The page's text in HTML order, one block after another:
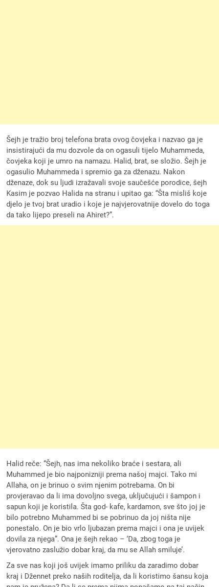
Šejh je tražio broj telefona brata ovog čovjeka i nazvao ga je
insistirajući da mu dozvole da on ogasuli tijelo Muhammeda,
čovjeka koji je umro na namazu. Halid, brat, se složio. Šejh je
ogasulio Muhammeda i spremio ga za dženazu. Nakon
dženaze, dok su ljudi izražavali svoje saučešće porodice, šejh
Kasim je pozvao Halida na stranu i upitao ga: “Šta misliš koje
djelo je tvoj brat uradio i koje je najvjerovatnije dovelo do toga
da tako lijepo preseli na Ahiret?”.
Halid reče: “Šejh, nas ima nekoliko braće i sestara, ali
Muhammed je bio najponizniji prema našoj majci. Tako mi
Allaha, on je brinuo o svim njenim potrebama. On bi
provjeravao da li ima dovoljno svega, uključujući i šampon i
sapun koji je koristila. Šta god- kafe, kardamon, sve što joj je
bilo potrebno Muhammed bi se pobrinuo da joj ništa nije
ponestalo. On je bio vrlo ljubazan prema majci i ona je uvijek
dovila za njega”. Ona je šejh rekao – ‘Da, zbog toga je
vjerovatno zaslužio dobar kraj, da mu se Allah smiluje’.
Za sve nas koji još uvijek imamo priliku da zaradimo dobar
kraj i Džennet preko naših roditelja, da li koristimo šansu koja